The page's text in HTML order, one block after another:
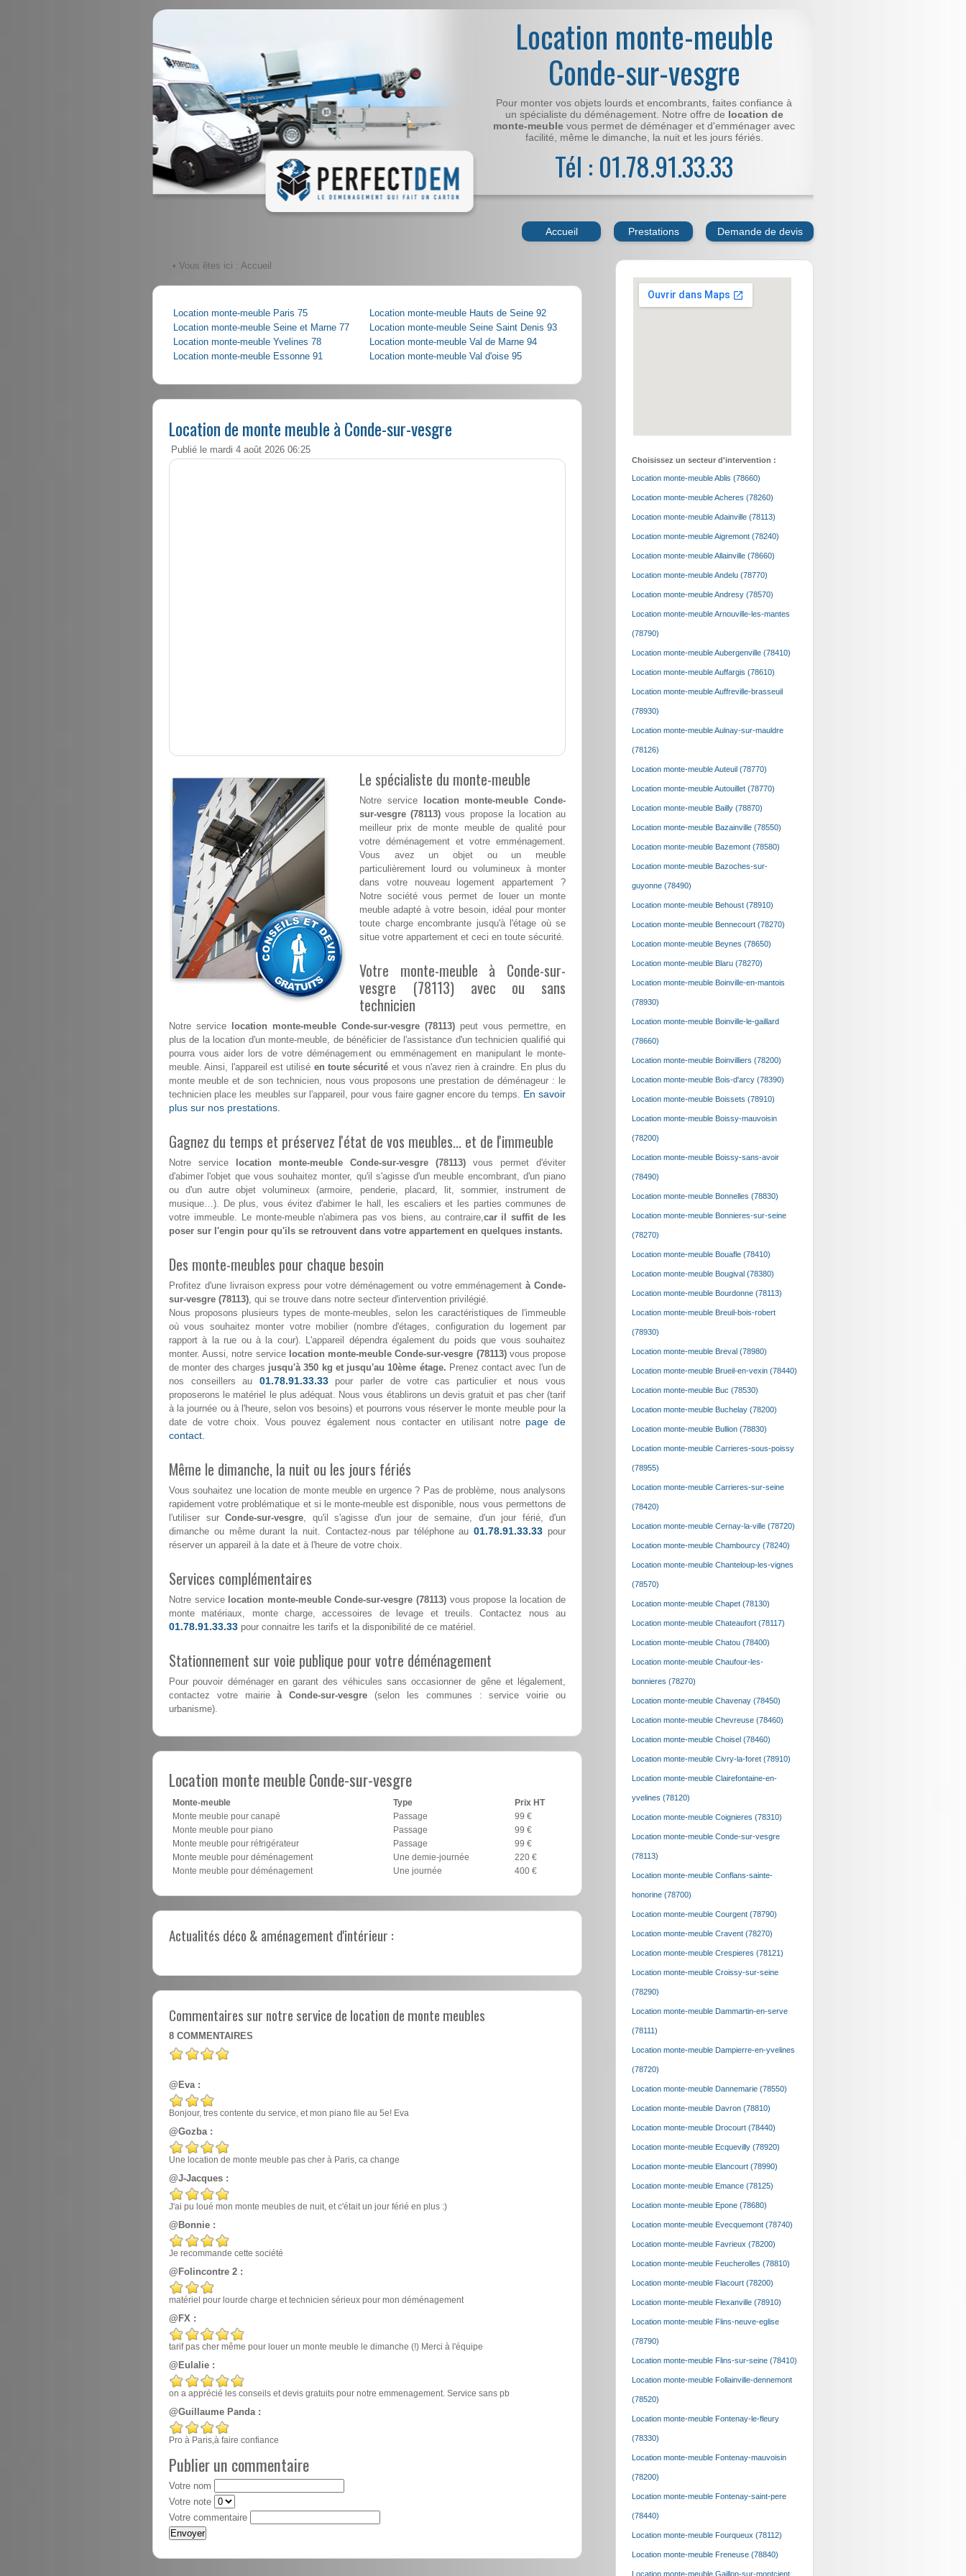
Location monte-meuble
Conde-sur-vesgre
Pour monter vos objets lourds et encombrants, faites confiance à
un spécialiste du déménagement. Notre offre de location de
monte-meuble vous permet de déménager et d'emménager avec
facilité, même le dimanche, la nuit et les jours fériés.
Tél : 01.78.91.33.33
Accueil Prestations Demande de devis
• Vous êtes ici : Accueil
Location monte-meuble Paris 75
Location monte-meuble Seine et Marne 77
Location monte-meuble Yvelines 78
Location monte-meuble Essonne 91
Location monte-meuble Hauts de Seine 92
Location monte-meuble Seine Saint Denis 93
Location monte-meuble Val de Marne 94
Location monte-meuble Val d'oise 95
Location de monte meuble à Conde-sur-vesgre
Publié le mardi 4 août 2026 06:25
Le spécialiste du monte-meuble
Notre service
location monte-meuble Conde-
sur-vesgre (78113) vous propose la location au
meilleur prix de monte meuble de qualité pour
votre déménagement et votre emménagement.
Vous avez un objet ou un meuble
particulièrement lourd ou volumineux à monter
dans votre nouveau logement appartement ?
Notre société vous permet de louer un monte
meuble adapté à votre besoin, idéal pour monter
toute charge encombrante jusqu'à l'étage où se
situe votre appartement et ceci en toute sécurité.
Votre monte-meuble à Conde-sur-
vesgre (78113) avec ou sans
technicien
Notre service location monte-meuble Conde-sur-vesgre (78113) peut vous permettre, en
plus de la location d'un monte-meuble, de bénéficier de l'assistance d'un technicien qualifié qui
pourra vous aider lors de votre déménagement ou emménagement en manipulant le monte-
meuble. Ainsi, l'appareil est utilisé en toute sécurité et vous n'avez rien à craindre. En plus du
monte meuble et de son technicien, nous vous proposons une prestation de déménageur : le
technicien place les meubles sur l'appareil, pour vous faire gagner encore du temps. En savoir
plus sur nos prestations.
Gagnez du temps et préservez l'état de vos meubles... et de l'immeuble
Notre service location monte-meuble Conde-sur-vesgre (78113) vous permet d'éviter
d'abimer l'objet que vous souhaitez monter, qu'il s'agisse d'un meuble encombrant, d'un piano
ou d'un autre objet volumineux (armoire, penderie, placard, lit, sommier, instrument de
musique…). De plus, vous évitez d'abimer le hall, les escaliers et les parties communes de
votre immeuble. Le monte-meuble n'abimera pas vos biens, au contraire,car il suffit de les
poser sur l'engin pour qu'ils se retrouvent dans votre appartement en quelques instants.
Des monte-meubles pour chaque besoin
Profitez d'une livraison express pour votre déménagement ou votre emménagementà Conde-
sur-vesgre (78113), qui se trouve dans notre secteur d'intervention privilégié.
Nous proposons plusieurs types de monte-meubles, selon les caractéristiques de l'immeuble
où vous souhaitez monter votre mobilier (nombre d'étages, configuration du logement par
rapport à la rue ou à la cour). L'appareil dépendra également du poids que vous souhaitez
monter. Aussi, notre service location monte-meuble Conde-sur-vesgre (78113)vous propose
de monter des charges jusqu'à 350 kg et jusqu'au 10ème étage. Prenez contact avec l'un de
nos conseillers au 01.78.91.33.33pour parler de votre cas particulier et nous vous
proposerons le matériel le plus adéquat. Nous vous établirons un devis gratuit et pas cher (tarif
à la journée ou à l'heure, selon vos besoins) et pourrons vous réserver le monte meuble pour la
date de votre choix. Vous pouvez également nous contacter en utilisant notre page de
contact.
Même le dimanche, la nuit ou les jours fériés
Vous souhaitez une location de monte meuble en urgence ? Pas de problème, nous analysons
rapidement votre problématique et si le monte-meuble est disponible, nous vous permettons de
l'utiliser sur Conde-sur-vesgre, qu'il s'agisse d'un jour de semaine, d'un jour férié, d'un
dimanche ou même durant la nuit. Contactez-nous par téléphone au01.78.91.33.33 pour
réserver un appareil à la date et à l'heure de votre choix.
Services complémentaires
Notre service location monte-meuble Conde-sur-vesgre (78113) vous propose la location de
monte matériaux, monte charge, accessoires de levage et treuils. Contactez nous au
01.78.91.33.33 pour connaitre les tarifs et la disponibilité de ce matériel.
Stationnement sur voie publique pour votre déménagement
Pour pouvoir déménager en garant des véhicules sans occasionner de gêne et légalement,
contactez votre mairieà Conde-sur-vesgre (selon les communes : service voirie ou
urbanisme).
Location monte meuble Conde-sur-vesgre
Monte-meuble Type
Prix HT
Monte meuble pour canapé
Passage
99 €
Monte meuble pour piano
Passage
99 €
Monte meuble pour réfrigérateur
Passage
99 €
Monte meuble pour déménagement
Une demie-journée
220 €
Monte meuble pour déménagement
Une journée 400 €
Actualités déco & aménagement d'intérieur :
Commentaires sur notre service de location de monte meubles
8 COMMENTAIRES
@Eva :
Bonjour, tres contente du service, et mon piano file au 5e! Eva
@Gozba :
Une location de monte meuble pas cher à Paris, ca change
@J-Jacques :
J'ai pu loué mon monte meubles de nuit, et c'était un jour férié en plus :)
@Bonnie :
Je recommande cette société
@Folincontre 2 :
matériel pour lourde charge et technicien sérieux pour mon déménagement
@FX :
tarif pas cher même pour louer un monte meuble le dimanche (!) Merci à l'équipe
@Eulalie :
on a apprécié les conseils et devis gratuits pour notre emmenagement. Service sans pb
@Guillaume Panda :
Pro à Paris,à faire confiance
Publier un commentaire
Votre nom
Votre note
Votre commentaire
Choisissez un secteur d'intervention :
Location monte-meuble Ablis (78660)
Location monte-meuble Acheres (78260)
Location monte-meuble Adainville (78113)
Location monte-meuble Aigremont (78240)
Location monte-meuble Allainville (78660)
Location monte-meuble Andelu (78770)
Location monte-meuble Andresy (78570)
Location monte-meuble Arnouville-les-mantes
(78790)
Location monte-meuble Aubergenville (78410)
Location monte-meuble Auffargis (78610)
Location monte-meuble Auffreville-brasseuil
(78930)
Location monte-meuble Aulnay-sur-mauldre
(78126)
Location monte-meuble Auteuil (78770)
Location monte-meuble Autouillet (78770)
Location monte-meuble Bailly (78870)
Location monte-meuble Bazainville (78550)
Location monte-meuble Bazemont (78580)
Location monte-meuble Bazoches-sur-
guyonne (78490)
Location monte-meuble Behoust (78910)
Location monte-meuble Bennecourt (78270)
Location monte-meuble Beynes (78650)
Location monte-meuble Blaru (78270)
Location monte-meuble Boinville-en-mantois
(78930)
Location monte-meuble Boinville-le-gaillard
(78660)
Location monte-meuble Boinvilliers (78200)
Location monte-meuble Bois-d'arcy (78390)
Location monte-meuble Boissets (78910)
Location monte-meuble Boissy-mauvoisin
(78200)
Location monte-meuble Boissy-sans-avoir
(78490)
Location monte-meuble Bonnelles (78830)
Location monte-meuble Bonnieres-sur-seine
(78270)
Location monte-meuble Bouafle (78410)
Location monte-meuble Bougival (78380)
Location monte-meuble Bourdonne (78113)
Location monte-meuble Breuil-bois-robert
(78930)
Location monte-meuble Breval (78980)
Location monte-meuble Brueil-en-vexin (78440)
Location monte-meuble Buc (78530)
Location monte-meuble Buchelay (78200)
Location monte-meuble Bullion (78830)
Location monte-meuble Carrieres-sous-poissy
(78955)
Location monte-meuble Carrieres-sur-seine
(78420)
Location monte-meuble Cernay-la-ville (78720)
Location monte-meuble Chambourcy (78240)
Location monte-meuble Chanteloup-les-vignes
(78570)
Location monte-meuble Chapet (78130)
Location monte-meuble Chateaufort (78117)
Location monte-meuble Chatou (78400)
Location monte-meuble Chaufour-les-
bonnieres (78270)
Location monte-meuble Chavenay (78450)
Location monte-meuble Chevreuse (78460)
Location monte-meuble Choisel (78460)
Location monte-meuble Civry-la-foret (78910)
Location monte-meuble Clairefontaine-en-
yvelines (78120)
Location monte-meuble Coignieres (78310)
Location monte-meuble Conde-sur-vesgre
(78113)
Location monte-meuble Conflans-sainte-
honorine (78700)
Location monte-meuble Courgent (78790)
Location monte-meuble Cravent (78270)
Location monte-meuble Crespieres (78121)
Location monte-meuble Croissy-sur-seine
(78290)
Location monte-meuble Dammartin-en-serve
(78111)
Location monte-meuble Dampierre-en-yvelines
(78720)
Location monte-meuble Dannemarie (78550)
Location monte-meuble Davron (78810)
Location monte-meuble Drocourt (78440)
Location monte-meuble Ecquevilly (78920)
Location monte-meuble Elancourt (78990)
Location monte-meuble Emance (78125)
Location monte-meuble Epone (78680)
Location monte-meuble Evecquemont (78740)
Location monte-meuble Favrieux (78200)
Location monte-meuble Feucherolles (78810)
Location monte-meuble Flacourt (78200)
Location monte-meuble Flexanville (78910)
Location monte-meuble Flins-neuve-eglise
(78790)
Location monte-meuble Flins-sur-seine (78410)
Location monte-meuble Follainville-dennemont
(78520)
Location monte-meuble Fontenay-le-fleury
(78330)
Location monte-meuble Fontenay-mauvoisin
(78200)
Location monte-meuble Fontenay-saint-pere
(78440)
Location monte-meuble Fourqueux (78112)
Location monte-meuble Freneuse (78840)
Location monte-meuble Gaillon-sur-montcient